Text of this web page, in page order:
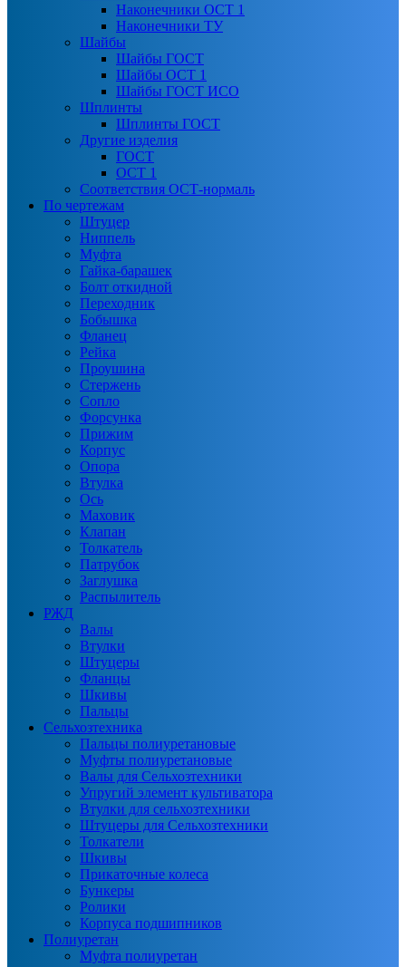
Наконечники ОСТ 1
Наконечники ТУ
Шайбы
Шайбы ГОСТ
Шайбы ОСТ 1
Шайбы ГОСТ ИСО
Шплинты
Шплинты ГОСТ
Другие изделия
ГОСТ
ОСТ 1
Соответствия ОСТ-нормаль
По чертежам
Штуцер
Ниппель
Муфта
Гайка-барашек
Болт откидной
Переходник
Бобышка
Фланец
Рейка
Проушина
Стержень
Сопло
Форсунка
Прижим
Корпус
Опора
Втулка
Ось
Маховик
Клапан
Толкатель
Патрубок
Заглушка
Распылитель
РЖД
Валы
Втулки
Штуцеры
Фланцы
Шкивы
Пальцы
Сельхозтехника
Пальцы полиуретановые
Муфты полиуретановые
Валы для Сельхозтехники
Упругий элемент культиватора
Втулки для сельхозтехники
Штуцеры для Сельхозтехники
Толкатели
Шкивы
Прикаточные колеса
Бункеры
Ролики
Корпуса подшипников
Полиуретан
Муфта полиуретан